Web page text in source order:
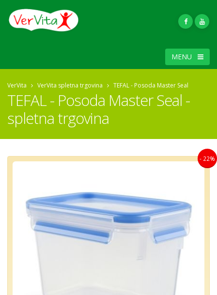
MENU
VerVita VerVita spletna trgovina TEFAL - Posoda Master Seal
TEFAL - Posoda Master Seal -
spletna trgovina
- 22%